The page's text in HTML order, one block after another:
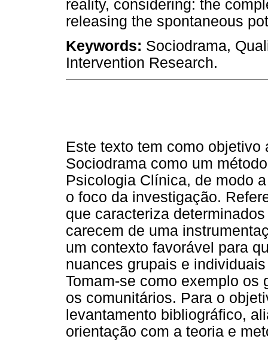
reality, considering: the
releasing the spontaneous
Keywords: Sociodrama,
Intervention Research.
Este texto tem como objetivo
Sociodrama como um
Psicologia Clínica, de modo
o foco da investigação.
que caracteriza
carecem de uma
um contexto favorável para
nuances grupais e
Tomam-se como exemplo os
os comunitários. Para o
levantamento bibliográfico,
orientação com a teoria e